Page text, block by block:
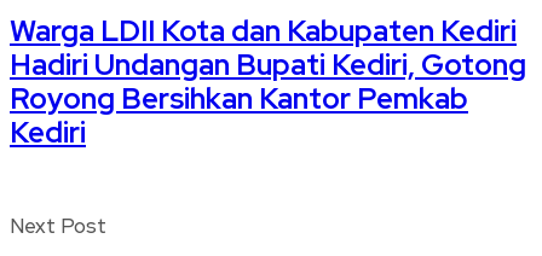
Warga LDII Kota dan Kabupaten Kediri
Hadiri Undangan Bupati Kediri, Gotong
Royong Bersihkan Kantor Pemkab
Kediri
Next Post